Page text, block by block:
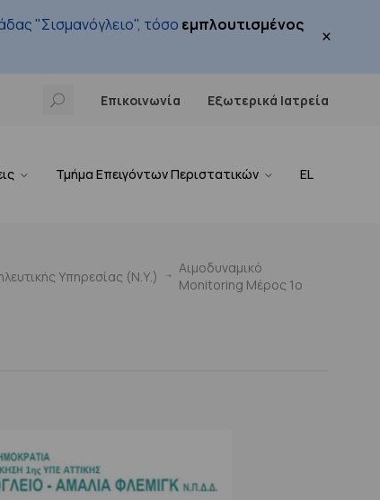
"Σισμανόγλειο", τόσο εμπλουτισμένος
×
Επικοινωνία Εξωτερικά Ιατρεία
Τμήμα Επειγόντων Περιστατικών EL
Υπηρεσίας (Ν.Υ.)
Αιμοδυναμικό
Monitoring Μέρος 1ο